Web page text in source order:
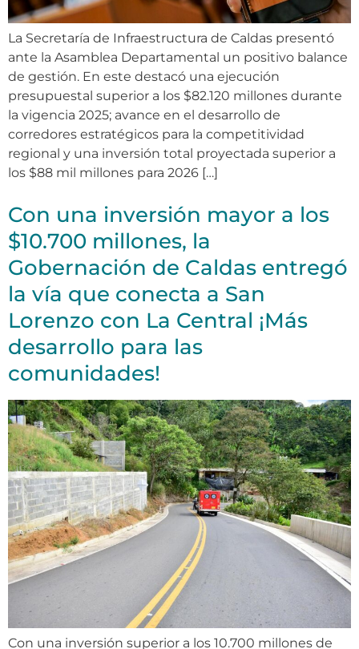
La Secretaría de Infraestructura de Caldas presentó
ante la Asamblea Departamental un positivo balance
de gestión. En este destacó una ejecución
presupuestal superior a los $82.120 millones durante
la vigencia 2025; avance en el desarrollo de
corredores estratégicos para la competitividad
regional y una inversión total proyectada superior a
los $88 mil millones para 2026 […]
Con una inversión mayor a los
$10.700 millones, la
Gobernación de Caldas entregó
la vía que conecta a San
Lorenzo con La Central ¡Más
desarrollo para las
comunidades!
Con una inversión superior a los 10.700 millones de